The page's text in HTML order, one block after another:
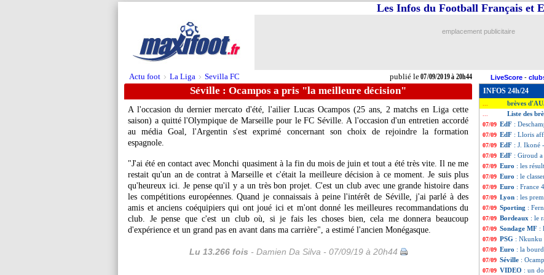
Actu foot > La Liga > Sevilla FC publié le07/09/2019 à 20h44
Les Infos du Football Français et
emplacement publicitaire
LiveScore -
Séville : Ocampos a pris "la meilleure décision"
A l'occasion du dernier mercato d'été, l'ailierLucas Ocampos(25 ans, 2 matchs en Liga cette
saison) a quitté l'Olympique de Marseille pour le FC Séville. A l'occasion d'un entretien accordé
au média Goal, l'Argentin s'est exprimé concernant son choix de rejoindre la formation
espagnole.
"J'ai été en contact avec Monchi quasiment à la fin du mois de juin et tout a été très vite. Il ne me
restait qu'un an de contrat à Marseille et c'était la meilleure décision à ce moment. Je suis plus
qu'heureux ici. Je pense qu'il y a un très bon projet. C'est un club avec une grande histoire dans
les compétitions européennes. Quand je connaissais à peine l'intérêt de Séville, j'ai parlé à des
amis et anciens coéquipiers qui ont joué ici et m'ont donné les meilleures recommandations du
club. Je pense que c'est un club où, si je fais les choses bien, cela me donnera beaucoup
d'expérience et un grand pas en avant dans ma carrière", a estimé l'ancien Monégasque.
Lu 13.266 fois - Damien Da Silva - 07/09/19 à 20h44
INFOS 24h/24
brèves
Liste des
07/09 EdF :
07/09 EdF : Lloris
07/09 EdF : J. Ikoné
07/09 EdF : Giroud
07/09 Euro : les
07/09 Euro : le
07/09 Euro : France
07/09 Lyon : les
07/09 Sporting :
07/09 Bordeaux : le
07/09 Sondage MF :
07/09 PSG : Nkunku
07/09 Euro : la
07/09 Séville :
07/09 VIDEO : un